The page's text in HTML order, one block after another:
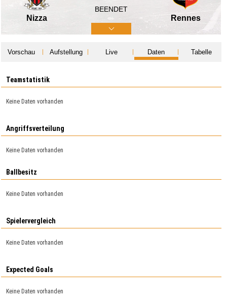
Nizza
BEENDET
Rennes
Vorschau Aufstellung Live Daten Tabelle
Teamstatistik
Keine Daten vorhanden
Angriffsverteilung
Keine Daten vorhanden
Ballbesitz
Keine Daten vorhanden
Spielervergleich
Keine Daten vorhanden
Expected Goals
Keine Daten vorhanden